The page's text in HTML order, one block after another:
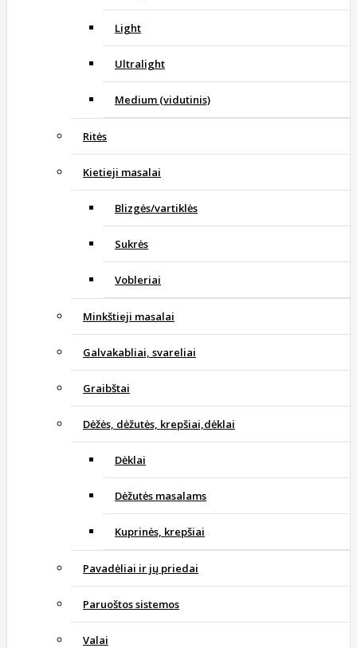
Light
Ultralight
Medium (vidutinis)
Ritės
Kietieji masalai
Blizgės/vartiklės
Sukrės
Vobleriai
Minkštieji masalai
Galvakabliai, svareliai
Graibštai
Dėžės, dėžutės, krepšiai,dėklai
Dėklai
Dėžutės masalams
Kuprinės, krepšiai
Pavadėliai ir jų priedai
Paruoštos sistemos
Valai